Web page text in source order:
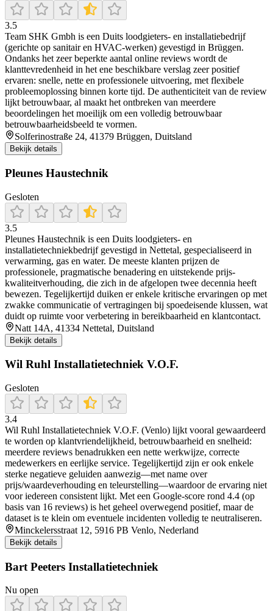
3.5
Team SHK Gmbh is een Duits loodgieters- en installatiebedrijf
(gerichte op sanitair en HVAC-werken) gevestigd in Brüggen.
Ondanks het zeer beperkte aantal online reviews wordt de
klanttevredenheid in het ene beschikbare verslag zeer positief
ervaren: snelle, nette en professionele uitvoering, met flexibele
probleemoplossing binnen korte tijd. De authenticiteit van de review
lijkt betrouwbaar, al maakt het ontbreken van meerdere
beoordelingen het moeilijk om een volledig betrouwbaar
betrouwbaarheidsbeeld te vormen.
Solferinostraße 24, 41379 Brüggen, Duitsland
Bekijk details
Pleunes Haustechnik
Gesloten
3.5
Pleunes Haustechnik is een Duits loodgieters- en
installatietechniekbedrijf gevestigd in Nettetal, gespecialiseerd in
verwarming, gas en water. De meeste klanten prijzen de
professionele, pragmatische benadering en uitstekende prijs-
kwaliteitverhouding, die zich in de afgelopen twee decennia heeft
bewezen. Tegelijkertijd duiken er enkele kritische ervaringen op met
zwakke communicatie of vertragingen bij spoedeisende klussen, wat
duidt op ruimte voor verbetering in bereikbaarheid en klantcontact.
Natt 14A, 41334 Nettetal, Duitsland
Bekijk details
Wil Ruhl Installatietechniek V.O.F.
Gesloten
3.4
Wil Ruhl Installatietechniek V.O.F. (Venlo) lijkt vooral gewaardeerd
te worden op klantvriendelijkheid, betrouwbaarheid en snelheid:
meerdere reviews benadrukken een nette werkwijze, correcte
medewerkers en eerlijke service. Tegelijkertijd zijn er ook enkele
sterke negatieve geluiden aanwezig—met name over
prijs/waardeverhouding en teleurstelling—waardoor de ervaring niet
voor iedereen consistent lijkt. Met een Google-score rond 4.4 (op
basis van 16 reviews) is het geheel overwegend positief, maar de
dataset is te klein om eventuele incidenten volledig te neutraliseren.
Minckelersstraat 12, 5916 PB Venlo, Nederland
Bekijk details
Bart Peeters Installatietechniek
Nu open